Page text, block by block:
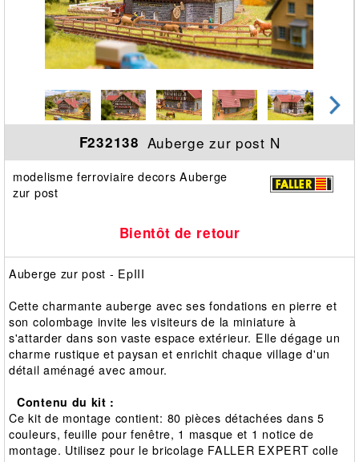
F232138 Auberge zur post N
modelisme ferroviaire decors Auberge
zur post
Bientôt de retour
Auberge zur post - EpIII
Cette charmante auberge avec ses fondations en pierre et
son colombage invite les visiteurs de la miniature à
s'attarder dans son vaste espace extérieur. Elle dégage un
charme rustique et paysan et enrichit chaque village d'un
détail aménagé avec amour.
Contenu du kit :
Ce kit de montage contient: 80 pièces détachées dans 5
couleurs, feuille pour fenêtre, 1 masque et 1 notice de
montage. Utilisez pour le bricolage FALLER EXPERT colle